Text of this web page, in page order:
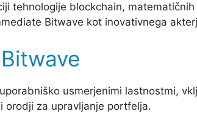
tehnologije blockchain,
Bitwave kot inovativnega
usmerjenimi lastnostmi,
orodji za upravljanje portfelja.